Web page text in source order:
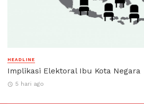
HEADLINE
Implikasi Elektoral Ibu Kota Negara
5 hari ago